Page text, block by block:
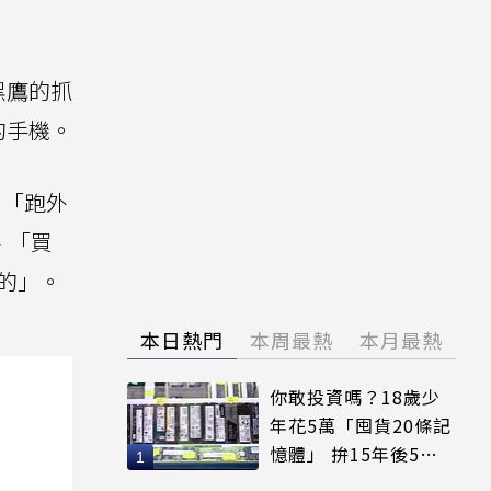
的抓
機。
跑外
「買
」。
本日熱門 本周最熱 本月最熱
你敢投資嗎？18歲少
年花5萬「囤貨20條記
憶體」 拚15年後5倍